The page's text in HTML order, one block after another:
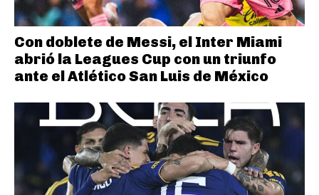
Con doblete de Messi, el Inter Miami
abrió la Leagues Cup con un triunfo
ante el Atlético San Luis de México